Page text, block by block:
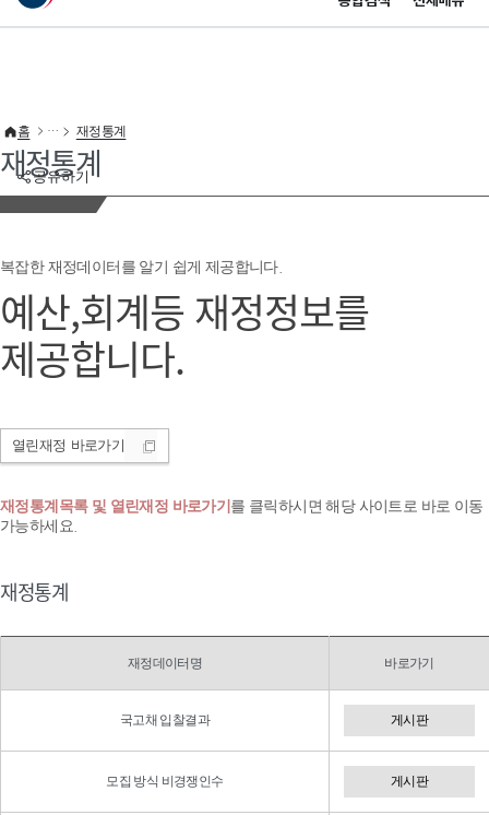
이 누리집은 대한민국 공식 전자정부 누리집입니다.
공유하기
홈 재정통계
재정통계
복잡한 재정데이터를 알기 쉽게 제공합니다.
예산,회계등 재정정보를
제공합니다.
열린재정 바로가기
재정통계목록 및 열린재정 바로가기 를 클릭하시면 해당 사이트로 바로 이동
가능하세요.
재정통계
재정데이터명 바로가기
국고채 입찰결과 게시판
모집 방식 비경쟁인수 게시판